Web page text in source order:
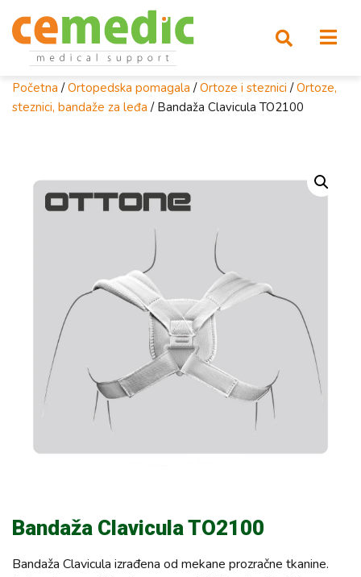
Početna /Ortopedska pomagala /Ortoze i steznici /Ortoze,
steznici, bandaže za leđa / Bandaža Clavicula TO2100
Bandaža Clavicula TO2100
Bandaža Clavicula izrađena od mekane prozračne tkanine.